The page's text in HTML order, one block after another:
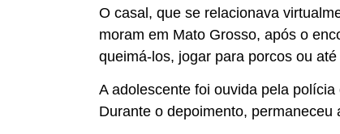
O casal, que se relacionava
moram em Mato Grosso, após o
queimá-los, jogar para porcos ou
A adolescente foi ouvida pela
Durante o depoimento,